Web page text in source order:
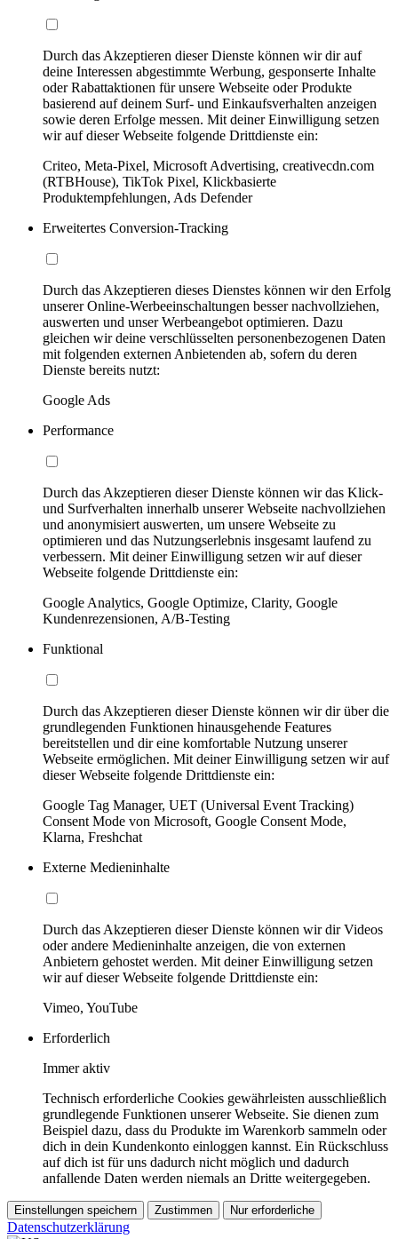
Durch das Akzeptieren dieser Dienste können wir dir auf
deine Interessen abgestimmte Werbung, gesponserte Inhalte
oder Rabattaktionen für unsere Webseite oder Produkte
basierend auf deinem Surf- und Einkaufsverhalten anzeigen
sowie deren Erfolge messen. Mit deiner Einwilligung setzen
wir auf dieser Webseite folgende Drittdienste ein:
Criteo, Meta-Pixel, Microsoft Advertising, creativecdn.com
(RTBHouse), TikTok Pixel, Klickbasierte
Produktempfehlungen, Ads Defender
Erweitertes Conversion-Tracking
Durch das Akzeptieren dieses Dienstes können wir den Erfolg
unserer Online-Werbeeinschaltungen besser nachvollziehen,
auswerten und unser Werbeangebot optimieren. Dazu
gleichen wir deine verschlüsselten personenbezogenen Daten
mit folgenden externen Anbietenden ab, sofern du deren
Dienste bereits nutzt:
Google Ads
Performance
Durch das Akzeptieren dieser Dienste können wir das Klick-
und Surfverhalten innerhalb unserer Webseite nachvollziehen
und anonymisiert auswerten, um unsere Webseite zu
optimieren und das Nutzungserlebnis insgesamt laufend zu
verbessern. Mit deiner Einwilligung setzen wir auf dieser
Webseite folgende Drittdienste ein:
Google Analytics, Google Optimize, Clarity, Google
Kundenrezensionen, A/B-Testing
Funktional
Durch das Akzeptieren dieser Dienste können wir dir über die
grundlegenden Funktionen hinausgehende Features
bereitstellen und dir eine komfortable Nutzung unserer
Webseite ermöglichen. Mit deiner Einwilligung setzen wir auf
dieser Webseite folgende Drittdienste ein:
Google Tag Manager, UET (Universal Event Tracking)
Consent Mode von Microsoft, Google Consent Mode,
Klarna, Freshchat
Externe Medieninhalte
Durch das Akzeptieren dieser Dienste können wir dir Videos
oder andere Medieninhalte anzeigen, die von externen
Anbietern gehostet werden. Mit deiner Einwilligung setzen
wir auf dieser Webseite folgende Drittdienste ein:
Vimeo, YouTube
Erforderlich
Immer aktiv
Technisch erforderliche Cookies gewährleisten ausschließlich
grundlegende Funktionen unserer Webseite. Sie dienen zum
Beispiel dazu, dass du Produkte im Warenkorb sammeln oder
dich in dein Kundenkonto einloggen kannst. Ein Rückschluss
auf dich ist für uns dadurch nicht möglich und dadurch
anfallende Daten werden niemals an Dritte weitergegeben.
Einstellungen speichern Zustimmen Nur erforderliche
Datenschutzerklärung